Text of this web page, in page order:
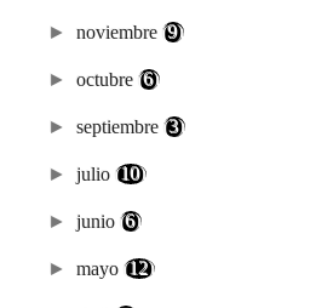
►noviembre(9)
►octubre(6)
►septiembre(3)
►julio (10)
►junio(6)
►mayo (12)